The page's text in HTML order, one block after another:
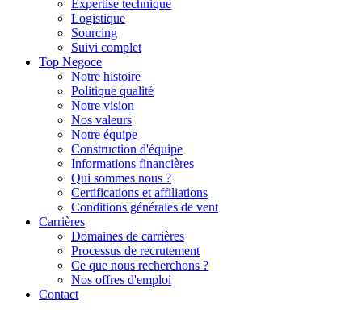
Expertise technique
Logistique
Sourcing
Suivi complet
Top Negoce
Notre histoire
Politique qualité
Notre vision
Nos valeurs
Notre équipe
Construction d'équipe
Informations financières
Qui sommes nous ?
Certifications et affiliations
Conditions générales de vent
Carrières
Domaines de carrières
Processus de recrutement
Ce que nous recherchons ?
Nos offres d'emploi
Contact